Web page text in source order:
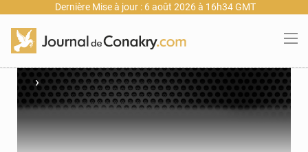
Dernière Mise à jour : 6 août 2026 à 16h34 GMT
›